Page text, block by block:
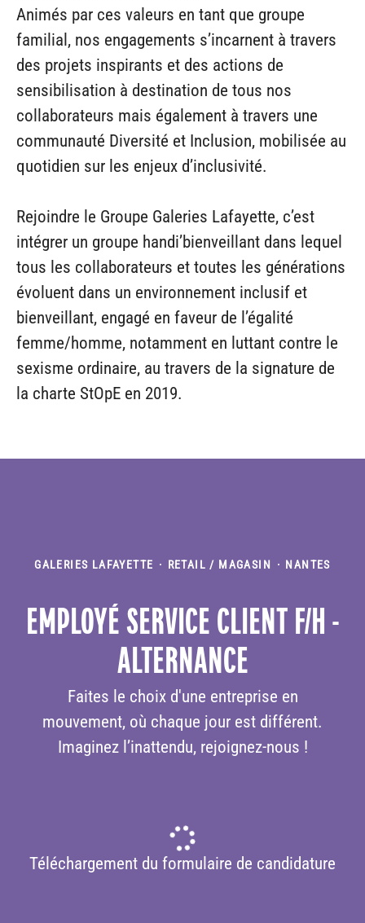
Animés par ces valeurs en tant que groupe
familial, nos engagements s’incarnent à travers
des projets inspirants et des actions de
sensibilisation à destination de tous nos
collaborateurs mais également à travers une
communauté Diversité et Inclusion, mobilisée au
quotidien sur les enjeux d’inclusivité.
Rejoindre le Groupe Galeries Lafayette, c’est
intégrer un groupe handi’bienveillant dans lequel
tous les collaborateurs et toutes les générations
évoluent dans un environnement inclusif et
bienveillant, engagé en faveur de l’égalité
femme/homme, notamment en luttant contre le
sexisme ordinaire, au travers de la signature de
la charte StOpE en 2019.
GALERIES LAFAYETTE · RETAIL / MAGASIN · NANTES
EMPLOYÉ SERVICE CLIENT F/H -
ALTERNANCE
Faites le choix d'une entreprise en
mouvement, où chaque jour est différent.
Imaginez l’inattendu, rejoignez-nous !
Téléchargement du formulaire de candidature